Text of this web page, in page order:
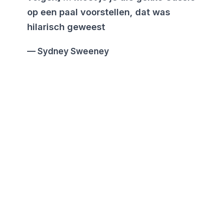
op een paal voorstellen, dat was
hilarisch geweest
Sydney Sweeney